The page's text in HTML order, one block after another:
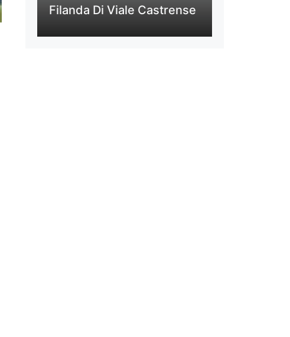
Filanda Di Viale Castrense